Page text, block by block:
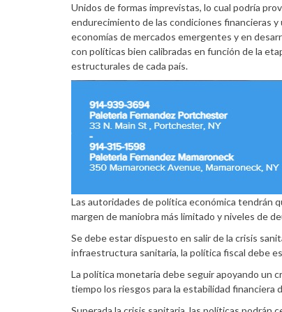
Unidos de formas imprevistas, lo cual podría
endurecimiento de las condiciones financieras
economías de mercados emergentes y en
con políticas bien calibradas en función de la
estructurales de cada país.
Las autoridades de política económica tendrán
margen de maniobra más limitado y niveles de
Se debe estar dispuesto en salir de la crisis
infraestructura sanitaria, la política fiscal debe
La política monetaria debe seguir apoyando un
tiempo los riesgos para la estabilidad financiera